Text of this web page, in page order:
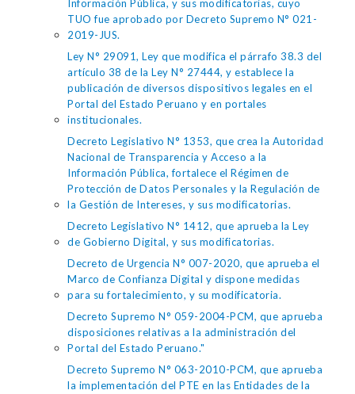
Información Pública, y sus modificatorias, cuyo
TUO fue aprobado por Decreto Supremo N° 021-
2019-JUS.
Ley N° 29091, Ley que modifica el párrafo 38.3 del
artículo 38 de la Ley N° 27444, y establece la
publicación de diversos dispositivos legales en el
Portal del Estado Peruano y en portales
institucionales.
Decreto Legislativo N° 1353, que crea la Autoridad
Nacional de Transparencia y Acceso a la
Información Pública, fortalece el Régimen de
Protección de Datos Personales y la Regulación de
la Gestión de Intereses, y sus modificatorias.
Decreto Legislativo N° 1412, que aprueba la Ley
de Gobierno Digital, y sus modificatorias.
Decreto de Urgencia N° 007-2020, que aprueba el
Marco de Confianza Digital y dispone medidas
para su fortalecimiento, y su modificatoria.
Decreto Supremo N° 059-2004-PCM, que aprueba
disposiciones relativas a la administración del
Portal del Estado Peruano."
Decreto Supremo N° 063-2010-PCM, que aprueba
la implementación del PTE en las Entidades de la